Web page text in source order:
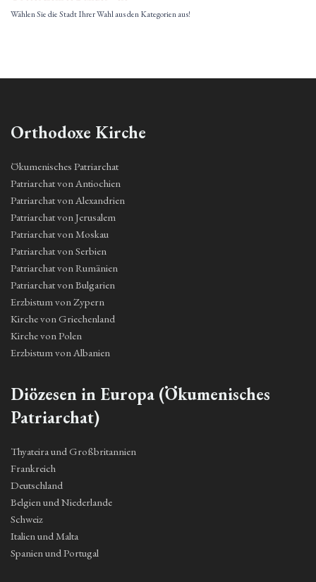
Wählen Sie die Stadt Ihrer Wahl aus den Kategorien aus!
Orthodoxe Kirche
Ökumenisches Patriarchat
Patriarchat von Antiochien
Patriarchat von Alexandrien
Patriarchat von Jerusalem
Patriarchat von Moskau
Patriarchat von Serbien
Patriarchat von Rumänien
Patriarchat von Bulgarien
Erzbistum von Zypern
Kirche von Griechenland
Kirche von Polen
Erzbistum von Albanien
Diözesen in Europa (Ökumenisches
Patriarchat)
Thyateira und Großbritannien
Frankreich
Deutschland
Belgien und Niederlande
Schweiz
Italien und Malta
Spanien und Portugal